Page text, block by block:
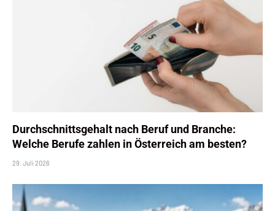
Durchschnittsgehalt nach Beruf und Branche:
Welche Berufe zahlen in Österreich am besten?
29. Juli 2026